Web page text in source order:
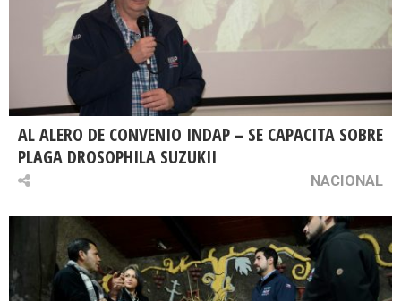
AL ALERO DE CONVENIO INDAP – SE CAPACITA SOBRE
PLAGA DROSOPHILA SUZUKII
NACIONAL